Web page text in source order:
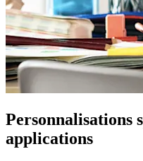
Personnalisations
applications